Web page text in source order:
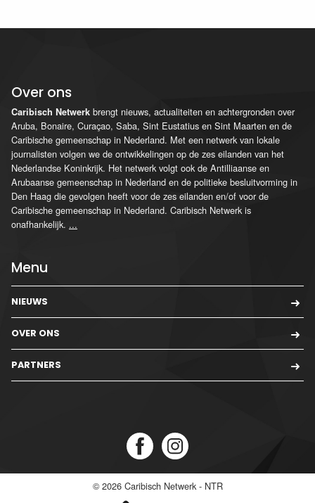
Over ons
Caribisch Netwerk brengt nieuws, actualiteiten en achtergronden over
Aruba, Bonaire, Curaçao, Saba, Sint Eustatius en Sint Maarten en de
Caribische gemeenschap in Nederland. Met een netwerk van lokale
journalisten volgen we de ontwikkelingen op de zes eilanden van het
Nederlandse Koninkrijk. Het netwerk volgt ook de Antilliaanse en
Arubaanse gemeenschap in Nederland en de politieke besluitvorming in
Den Haag die gevolgen heeft voor de zes eilanden en/of voor de
Caribische gemeenschap in Nederland. Caribisch Netwerk is
onafhankelijk. ...
Menu
NIEUWS
OVER ONS
PARTNERS
© 2026 Caribisch Netwerk - NTR